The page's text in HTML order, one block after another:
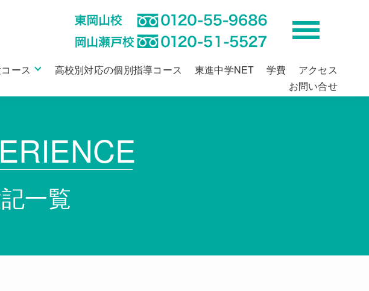
ース 高校別対応の個別指導コース 東進中学NET 学費
アクセス
お問い合せ
一覧